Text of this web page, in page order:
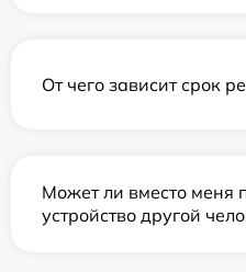
От чего зависит срок
Может ли вместо меня
устройство другой